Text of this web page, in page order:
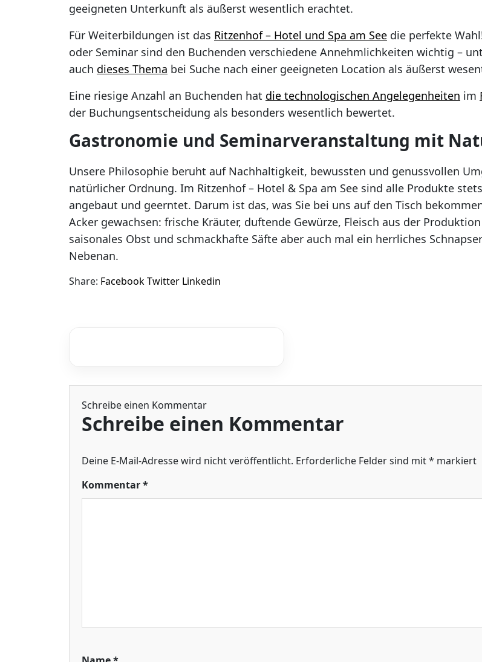
geeigneten Unterkunft als äußerst wesentlich erachtet.
Für Weiterbildungen ist das Ritzenhof – Hotel und Spa am See die perfekte
oder Seminar sind den Buchenden verschiedene Annehmlichkeiten wichtig –
auch dieses Thema bei Suche nach einer geeigneten Location als äußerst
Eine riesige Anzahl an Buchenden hat die technologischen Angelegenheiten im
der Buchungsentscheidung als besonders wesentlich bewertet.
Gastronomie und Seminarveranstaltung mit
Unsere Philosophie beruht auf Nachhaltigkeit, bewussten und genussvollen
natürlicher Ordnung. Im Ritzenhof – Hotel & Spa am See sind alle Produkte
angebaut und geerntet. Darum ist das, was Sie bei uns auf den Tisch
Acker gewachsen: frische Kräuter, duftende Gewürze, Fleisch aus der
saisonales Obst und schmackhafte Säfte aber auch mal ein herrliches
Nebenan.
Share: FacebookTwitter Linkedin
Schreibe einen Kommentar
Schreibe einen Kommentar
Deine E-Mail-Adresse wird nicht veröffentlicht. Erforderliche Felder sind mit* markiert
Kommentar*